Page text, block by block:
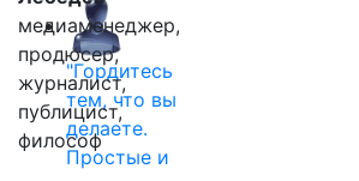
"Гордитесь
тем, что вы
делаете.
Простые и
медиаменеджер,
продюсер,
журналист,
публицист,
философ